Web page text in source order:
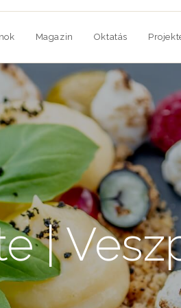
Magazin Oktatás
|